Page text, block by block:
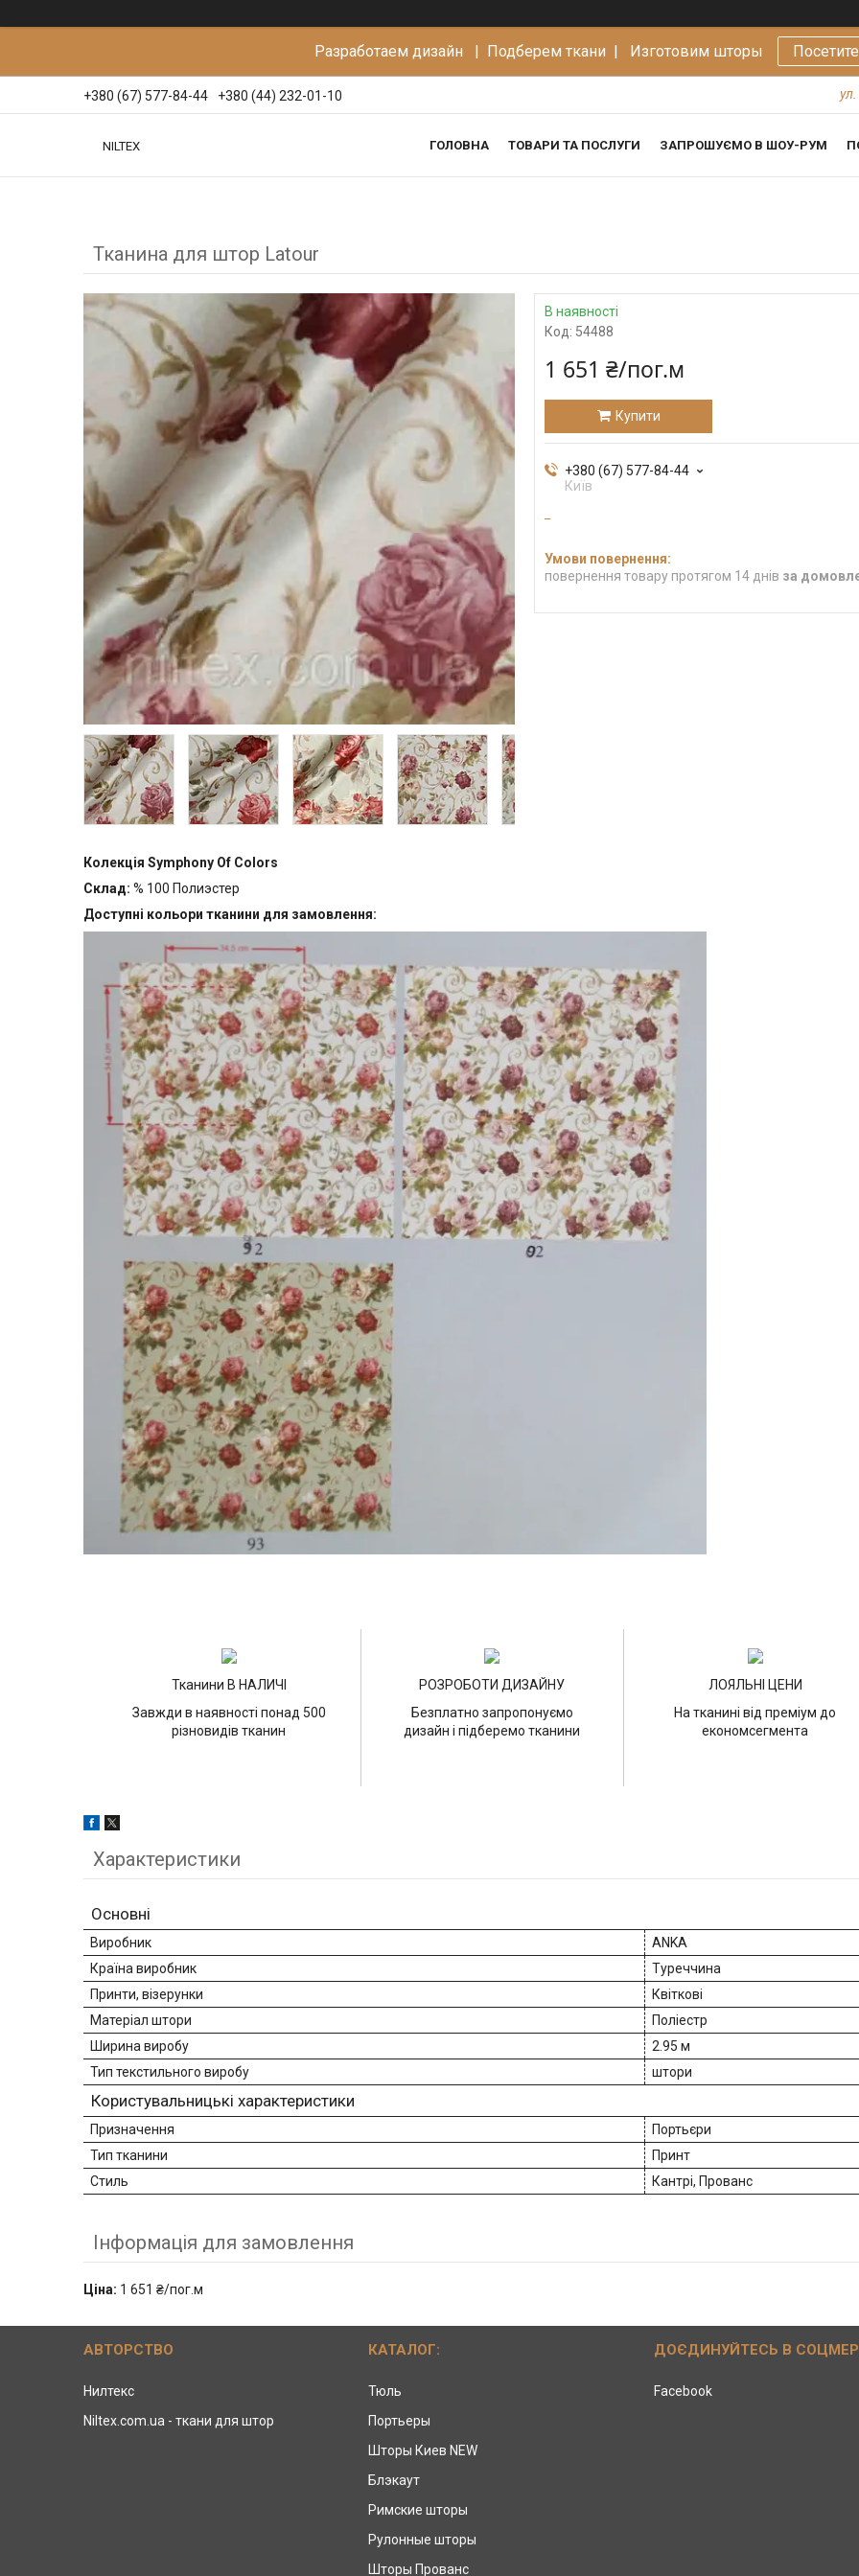
Разработаем дизайн | Подберем ткани | Изготовим шторы
+380 (67) 577-84-44 +380 (44) 232-01-10
NILTEX ГОЛОВНА ТОВАРИ ТА ПОСЛУГИ ЗАПРОШУЄМО В ШОУ-РУМ
Тканина для штор Latour
В наявності
Код: 54488
1 651 ₴/пог.м
Купити
+380 (67) 577-84-44
Київ
повернення товару протягом 14 днів за
Колекція Symphony Of Colors
Склад: % 100 Полиэстер
Доступні кольори тканини для замовлення:
Тканини В НАЛИЧІ
Завжди в наявності понад 500
різновидів тканин
РОЗРОБОТИ ДИЗАЙНУ
Безплатно запропонуємо
дизайн і підберемо тканини
ЛОЯЛЬНІ ЦЕНИ
На тканині від преміум до
економсегмента
Характеристики
Основні
Виробник
ANKA
Країна виробник
Туреччина
Принти, візерунки
Квіткові
Матеріал штори
Поліестр
Ширина виробу
2.95 м
Тип текстильного виробу
штори
Користувальницькі характеристики
Призначення
Портьєри
Тип тканини
Принт
Стиль
Кантрі, Прованс
Інформація для замовлення
Ціна: 1 651 ₴/пог.м
АВТОРСТВО
Нилтекс
Niltex.com.ua - ткани для штор
КАТАЛОГ:
Тюль
Портьеры
Шторы Киев NEW
Блэкаут
Римские шторы
Рулонные шторы
Шторы Прованс
ДОЄДИНУЙТЕСЬ В
Facebook